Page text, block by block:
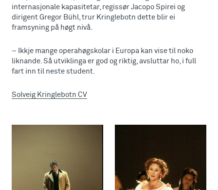
internasjonale kapasitetar, regissør Jacopo Spirei og
dirigent Gregor Bühl, trur Kringlebotn dette blir ei
framsyning på høgt nivå.
– Ikkje mange operahøgskolar i Europa kan vise til noko
liknande. Så utviklinga er god og riktig, avsluttar ho, i full
fart inn til neste student.
Solveig Kringlebotn CV